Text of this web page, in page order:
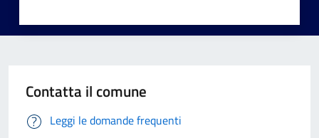
Contatta il comune
Leggi le domande frequenti